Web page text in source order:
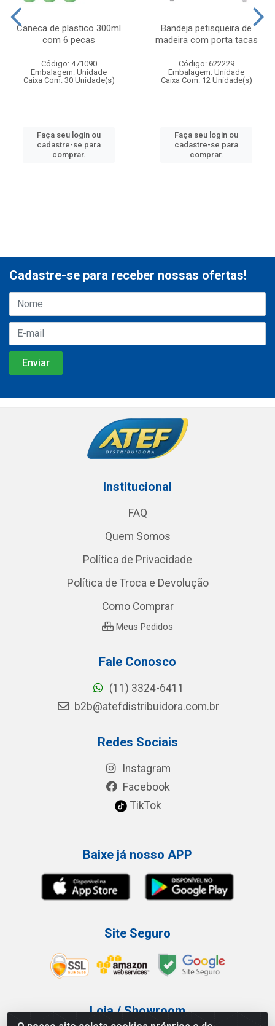
Caneca de plastico 300ml
com 6 pecas
Código: 471090
Embalagem: Unidade
Caixa Com: 30 Unidade(s)
Faça seu login ou
cadastre-se para
comprar.
Bandeja petisqueira de
madeira com porta tacas
Código: 622229
Embalagem: Unidade
Caixa Com: 12 Unidade(s)
Faça seu login ou
cadastre-se para
comprar.
Cadastre-se para receber nossas ofertas!
Institucional
FAQ
Quem Somos
Política de Privacidade
Política de Troca e Devolução
Como Comprar
Meus Pedidos
Fale Conosco
(11) 3324-6411
b2b@atefdistribuidora.com.br
Redes Sociais
Instagram
Facebook
TikTok
Baixe já nosso APP
Site Seguro
Loja / Showroom